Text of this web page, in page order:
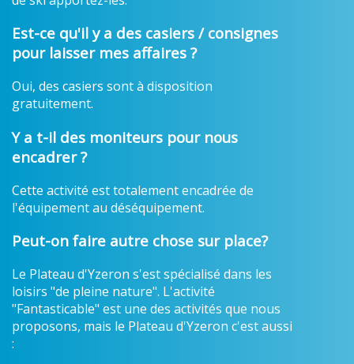
Est-ce qu'il y a des casiers / consignes
pour laisser mes affaires ?
Oui, des casiers sont à disposition
gratuitement.
Y a t-il des moniteurs pour nous
encadrer ?
Cette activité est totalement encadrée de
l'équipement au déséquipement.
Peut-on faire autre chose sur place?
Le Plateau d'Yzeron s'est spécialisé dans les
loisirs "de pleine nature". L'activité
"Fantasticable" est une des activités que nous
proposons, mais le Plateau d'Yzeron c'est aussi
: